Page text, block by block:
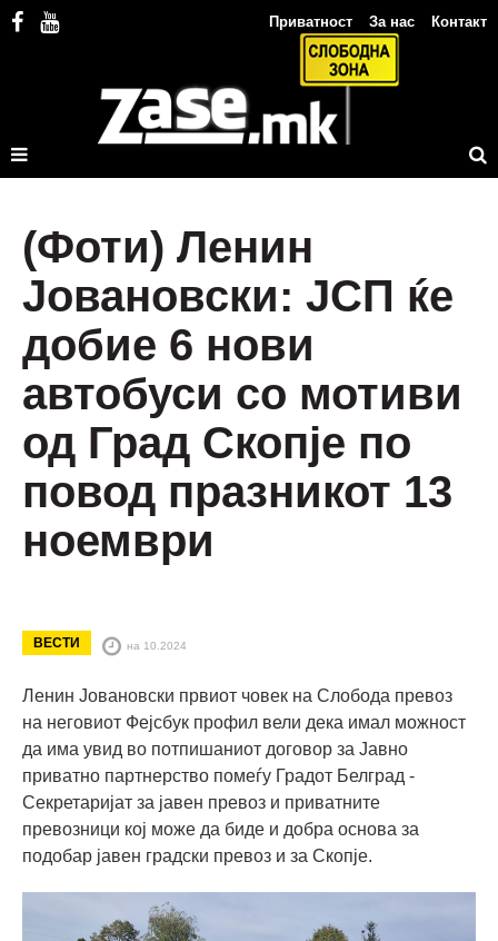
Приватност За нас Контакт
(Фоти) Ленин
Јовановски: ЈСП ќе
добие 6 нови
автобуси со мотиви
од Град Скопје по
повод празникот 13
ноември
ВЕСТИ на 10.2024
Ленин Јовановски првиот човек на Слобода превоз
на неговиот Фејсбук профил вели дека имал можност
да има увид во потпишаниот договор за Јавно
приватно партнерство помеѓу Градот Белград -
Секретаријат за јавен превоз и приватните
превозници кој може да биде и добра основа за
подобар јавен градски превоз и за Скопје.